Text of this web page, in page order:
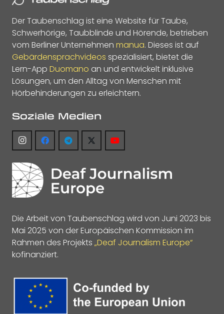
Der Taubenschlag ist eine Website für Taube,
Schwerhörige, Taubblinde und Hörende, betrieben
vom Berliner Unternehmen manua. Dieses ist auf
Gebärdensprachvideos spezialisiert, bietet die
Lern-App Duomano an und entwickelt inklusive
Lösungen, um den Alltag von Menschen mit
Hörbehinderungen zu erleichtern.
Soziale Medien
Die Arbeit von Taubenschlag wird von Juni 2023 bis
Mai 2025 von der Europäischen Kommission im
Rahmen des Projekts „Deaf Journalism Europe“
kofinanziert.